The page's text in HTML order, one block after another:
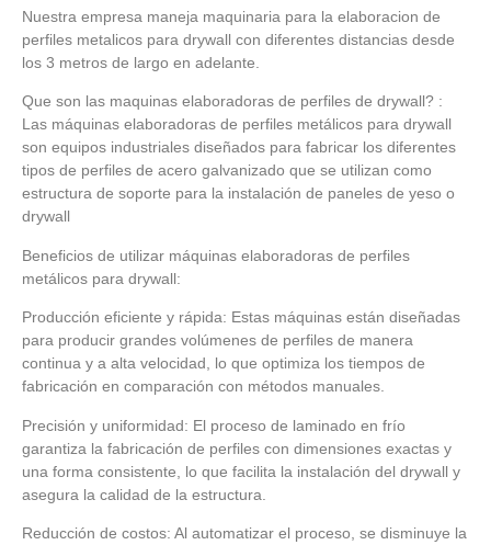
Nuestra empresa maneja maquinaria para la elaboracion de
perfiles metalicos para drywall con diferentes distancias desde
los 3 metros de largo en adelante.
Que son las maquinas elaboradoras de perfiles de drywall? :
Las máquinas elaboradoras de perfiles metálicos para drywall
son equipos industriales diseñados para fabricar los diferentes
tipos de perfiles de acero galvanizado que se utilizan como
estructura de soporte para la instalación de paneles de yeso o
drywall
Beneficios de utilizar máquinas elaboradoras de perfiles
metálicos para drywall:
Producción eficiente y rápida: Estas máquinas están diseñadas
para producir grandes volúmenes de perfiles de manera
continua y a alta velocidad, lo que optimiza los tiempos de
fabricación en comparación con métodos manuales.
Precisión y uniformidad: El proceso de laminado en frío
garantiza la fabricación de perfiles con dimensiones exactas y
una forma consistente, lo que facilita la instalación del drywall y
asegura la calidad de la estructura.
Reducción de costos: Al automatizar el proceso, se disminuye la